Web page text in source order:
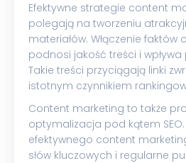
Efektywne strategie content
polegają na tworzeniu
materiałów. Włączenie faktów
podnosi jakość treści i wpływa
Takie treści przyciągają linki
istotnym czynnikiem
Content marketing to także
optymalizacja pod kątem SEO.
efektywnego content
słów kluczowych i regularne